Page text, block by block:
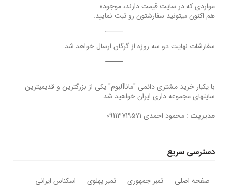
مواردی که در سایت قیمت دارند، موجوده
هم اکنون میتونید سفارشتون رو ثبت نمایید.
سفارشات نهایت دو سه روزه از گرگان ارسال خواهد شد.
با یکبار خرید مشتری دائمی "ماناآلبوم" یکی از بزرگترین و قدیمیترین
سایتهای مجموعه داری ایران خواهید شد
مدیریت : محمود احمدی 09113719571
دسترسی سریع
صفحه اصلی تمبر جمهوری تمبر پهلوی
اسکناس ایرانی